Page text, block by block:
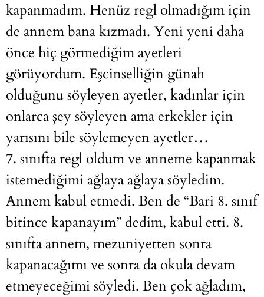
kapanmadım. Henüz regl olmadığım için
de annem bana kızmadı. Yeni yeni daha
önce hiç görmediğim ayetleri
görüyordum. Eşcinselliğin günah
olduğunu söyleyen ayetler, kadınlar için
onlarca şey söyleyen ama erkekler için
yarısını bile söylemeyen ayetler…
7. sınıfta regl oldum ve anneme kapanmak
istemediğimi ağlaya ağlaya söyledim.
Annem kabul etmedi. Ben de “Bari 8. sınıf
bitince kapanayım” dedim, kabul etti. 8.
sınıfta annem, mezuniyetten sonra
kapanacağımı ve sonra da okula devam
etmeyeceğimi söyledi. Ben çok ağladım,